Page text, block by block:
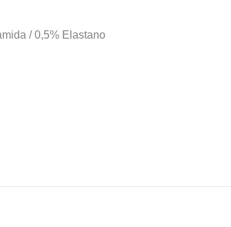
/ 0,5% Elastano